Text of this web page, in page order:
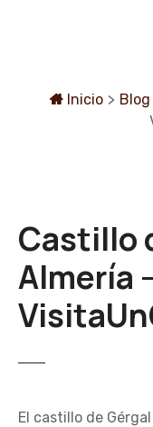
Inicio > Blog
Castillo
Almería
El castillo de